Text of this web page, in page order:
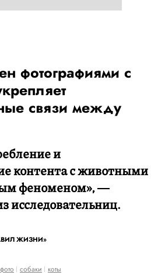
фотографиями с
связи между
и
контента с животными
феноменом», ―
исследовательниц.
ЖИЗНИ»
фото собаки коты